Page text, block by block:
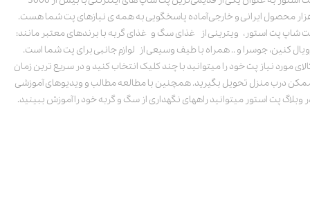
محصول ایرانی و خارجی آماده پاسخگویی به همه ی نیازهای پت شما هست.
شاپ پت استور، ویترینی از غذای سگ و غذای گربه با برندهای معتبر مانند:
کنین، جوسرا و .. همراه با طیف وسیعی از لوازم جانبی برای پت شما است.
مورد نیاز پت خود را میتوانید با چند کلیک انتخاب کنید و در سریع ترین زمان
درب منزل تحویل بگیرید. همچنین با مطالعه مطالب و ویدیوهای آموزشی
وبلاگ پت استور میتوانید راههای نگهداری از سگ و گربه خود را آموزش ببینید.